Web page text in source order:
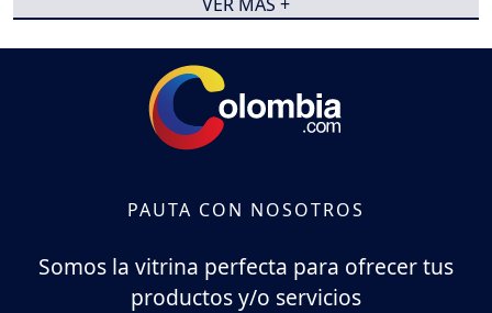
PAUTA CON NOSOTROS
Somos la vitrina perfecta para ofrecer tus
productos y/o servicios